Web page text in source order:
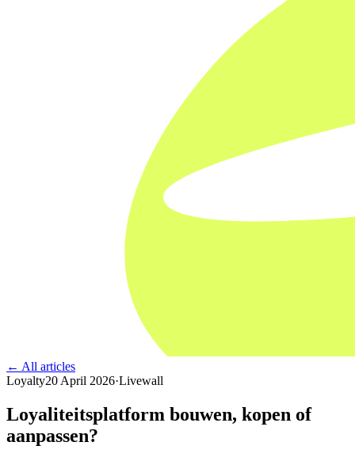
← All articles
Loyalty20 April 2026·Livewall
Loyaliteitsplatform bouwen, kopen of
aanpassen?